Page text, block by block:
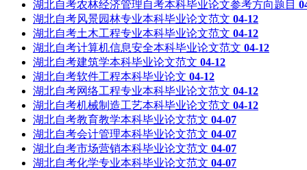
湖北自考农林经济管理自考本科毕业论文参考方向题目
湖北自考风景园林专业本科毕业论文范文 04-12
湖北自考土木工程专业本科毕业论文范文 04-12
湖北自考计算机信息安全本科毕业论文范文 04-12
湖北自考建筑学本科毕业论文范文 04-12
湖北自考软件工程本科毕业论文 04-12
湖北自考网络工程专业本科毕业论文范文 04-12
湖北自考机械制造工艺本科毕业论文范文 04-12
湖北自考教育教学本科毕业论文范文 04-07
湖北自考会计管理本科毕业论文范文 04-07
湖北自考市场营销本科毕业论文范文 04-07
湖北自考化学专业本科毕业论文范文 04-07